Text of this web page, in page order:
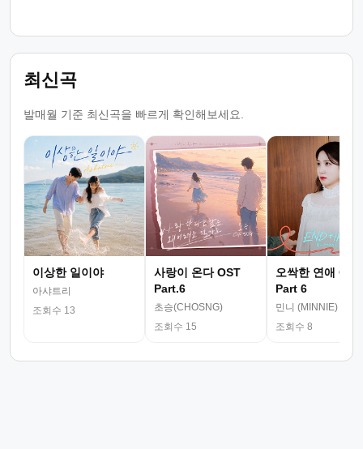
최신곡
발매월 기준 최신곡을 빠르게 확인해보세요.
이상한 일이야
아샤트리
조회수 13
사랑이 온다 OST
Part.6
초승(CHOSNG)
조회수 15
오싹한 연애 OST
Part 6
민니 (MINNIE)
조회수 8